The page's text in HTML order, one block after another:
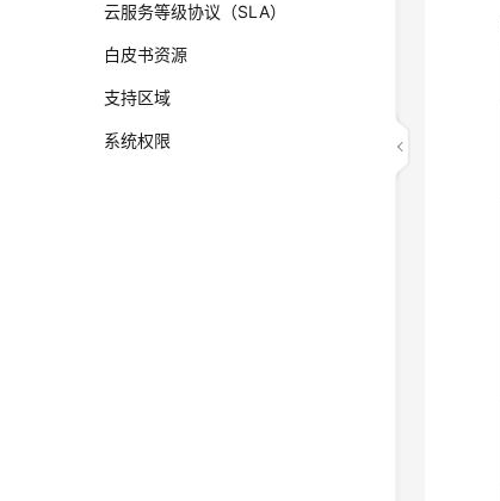
云服务等级协议（SLA）
白皮书资源
支持区域
系统权限